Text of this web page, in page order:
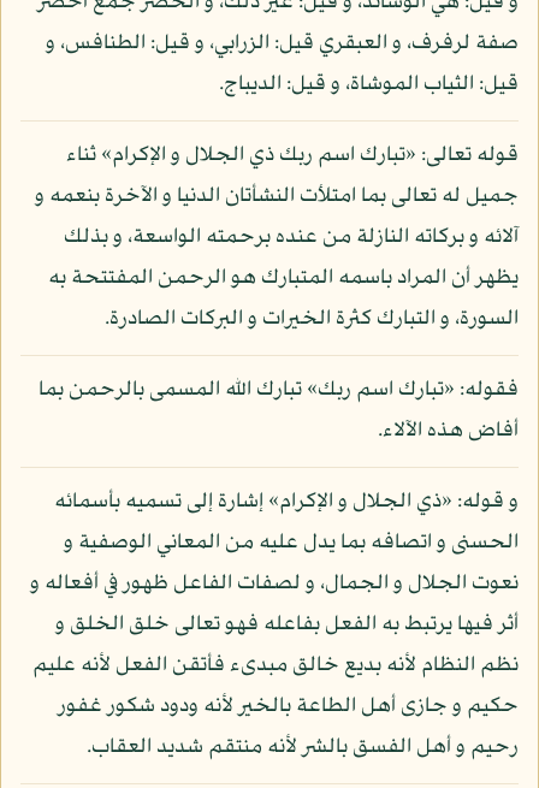
صفة لرفرف، و العبقري قيل: الزرابي، و قيل: الطنافس، و
قيل: الثياب الموشاة، و قيل: الديباج.
قوله تعالى: «تبارك اسم ربك ذي الجلال و الإكرام» ثناء
جميل له تعالى بما امتلأت النشأتان الدنيا و الآخرة بنعمه و
آلائه و بركاته النازلة من عنده برحمته الواسعة، و بذلك
يظهر أن المراد باسمه المتبارك هو الرحمن المفتتحة به
السورة، و التبارك كثرة الخيرات و البركات الصادرة.
فقوله: «تبارك اسم ربك» تبارك الله المسمى بالرحمن بما
أفاض هذه الآلاء.
و قوله: «ذي الجلال و الإكرام» إشارة إلى تسميه بأسمائه
الحسنى و اتصافه بما يدل عليه من المعاني الوصفية و
نعوت الجلال و الجمال، و لصفات الفاعل ظهور في أفعاله و
أثر فيها يرتبط به الفعل بفاعله فهو تعالى خلق الخلق و
نظم النظام لأنه بديع خالق مبدىء فأتقن الفعل لأنه عليم
حكيم و جازى أهل الطاعة بالخير لأنه ودود شكور غفور
رحيم و أهل الفسق بالشر لأنه منتقم شديد العقاب.